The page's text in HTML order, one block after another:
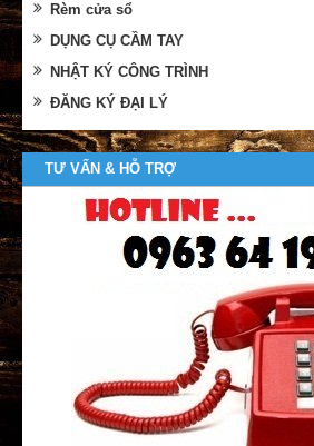
Rèm cửa sổ
DỤNG CỤ CẦM TAY
NHẬT KÝ CÔNG TRÌNH
ĐĂNG KÝ ĐẠI LÝ
TƯ VẤN & HỖ TRỢ